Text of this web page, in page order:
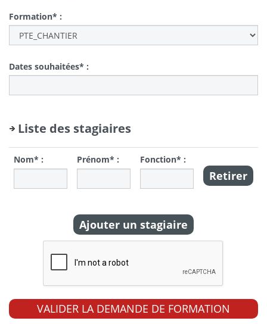
Formation* :
Dates souhaitées* :
Liste des stagiaires
Nom* : Prénom* : Fonction* :
Retirer
Ajouter un stagiaire